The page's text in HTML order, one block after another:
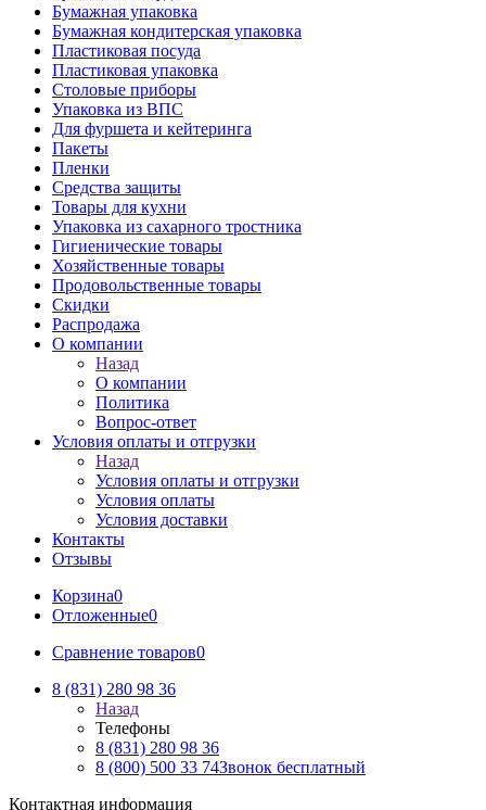
Бумажная упаковка
Бумажная кондитерская упаковка
Пластиковая посуда
Пластиковая упаковка
Столовые приборы
Упаковка из ВПС
Для фуршета и кейтеринга
Пакеты
Пленки
Средства защиты
Товары для кухни
Упаковка из сахарного тростника
Гигиенические товары
Хозяйственные товары
Продовольственные товары
Скидки
Распродажа
О компании
Назад
О компании
Политика
Вопрос-ответ
Условия оплаты и отгрузки
Назад
Условия оплаты и отгрузки
Условия оплаты
Условия доставки
Контакты
Отзывы
Корзина0
Отложенные0
Сравнение товаров0
8 (831) 280 98 36
Назад
Телефоны
8 (831) 280 98 36
8 (800) 500 33 74Звонок бесплатный
Контактная информация